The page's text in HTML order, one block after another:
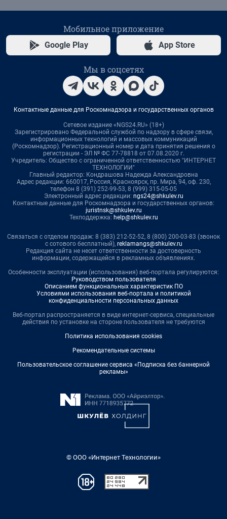
Мобильное приложение
Google Play App Store
Мы в соцсетях
Контактные данные для Роскомнадзора и государственных органов
Сетевое издание «NGS24.RU» (18+)
Зарегистрировано Федеральной службой по надзору в сфере связи,
информационных технологий и массовых коммуникаций
(Роскомнадзор). Регистрационный номер и дата принятия решения о
регистрации - ЭЛ № ФС 77-78818 от 07.08.2020 г.
Учредитель: Общество с ограниченной ответственностью "ИНТЕРНЕТ
ТЕХНОЛОГИИ"
Главный редактор: Кондрашова Надежда Александровна
Адрес редакции: 660017, Россия, Красноярск, пр. Мира, 94, оф. 230,
телефон 8 (391) 252-99-53, 8 (999) 315-05-05
Электронный адрес редакции: ngs24@shkulev.ru
Контактные данные для Роскомнадзора и государственных органов:
juristnsk@shkulev.ru
Техподдержка: help@shkulev.ru
Связаться с отделом продаж: 8 (383) 212-52-52, 8 (800) 200-03-83 (звонок
с сотового бесплатный), reklamangs@shkulev.ru
Редакция сайта не несет ответственности за достоверность
информации, содержащейся в рекламных объявлениях.
Особенности эксплуатации (использования) веб-портала регулируются:
Руководством пользователя
Описанием функциональных характеристик ПО
Условиями использования веб-портала и политикой
конфиденциальности персональных данных
Веб-портал распространяется в виде интернет-сервиса, специальные
действия по установке на стороне пользователя не требуются
Политика использования cookies
Рекомендательные системы
Пользовательское соглашение сервиса «Подписка без баннерной
рекламы»
© ООО «Интернет Технологии»